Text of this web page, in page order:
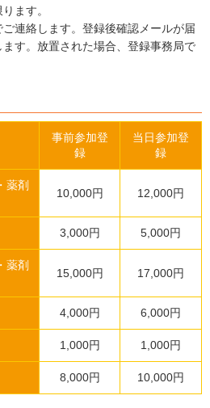
ます。
連絡します。登録後確認メールが届
す。放置された場合、登録事務局で
事前参加登
録
当日参加登
録
薬剤
10,000円 12,000円
3,000円 5,000円
薬剤
15,000円 17,000円
4,000円 6,000円
1,000円 1,000円
8,000円 10,000円